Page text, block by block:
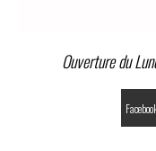
Ouverture du